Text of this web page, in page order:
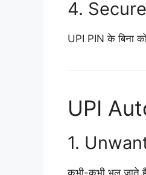
4.
UPI PIN के बिना
UPI
1.
कभी-कभी भूल जाते